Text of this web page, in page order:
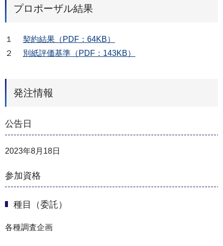
プロポーザル結果
１ 契約結果（PDF：64KB）
２
別紙評価基準（PDF：143KB）
発注情報
公告日
2023年8月18日
参加資格
種目（委託）
各種調査企画